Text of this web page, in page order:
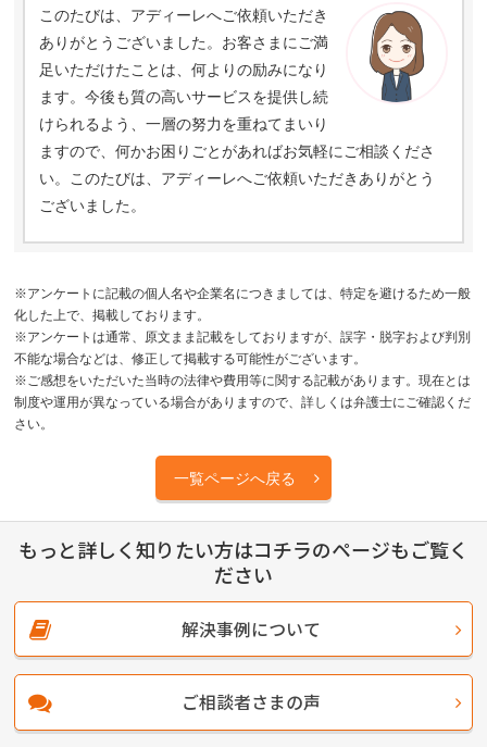
このたびは、アディーレへご依頼いただき
ありがとうございました。お客さまにご満
足いただけたことは、何よりの励みになり
ます。今後も質の高いサービスを提供し続
けられるよう、一層の努力を重ねてまいり
ますので、何かお困りごとがあればお気軽にご相談くださ
い。このたびは、アディーレへご依頼いただきありがとう
ございました。
※アンケートに記載の個人名や企業名につきましては、特定を避けるため一般
化した上で、掲載しております。
※アンケートは通常、原文まま記載をしておりますが、誤字・脱字および判別
不能な場合などは、修正して掲載する可能性がございます。
※ご感想をいただいた当時の法律や費用等に関する記載があります。現在とは
制度や運用が異なっている場合がありますので、詳しくは弁護士にご確認くだ
さい。
一覧ページへ戻る
もっと詳しく知りたい方はコチラのページもご覧く
ださい
解決事例について
ご相談者さまの声